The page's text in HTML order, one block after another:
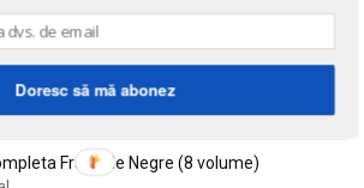
Cele patru carti clasice ale Chinei
Fracurile Negre (8 volume)
Doresc să mă abonez